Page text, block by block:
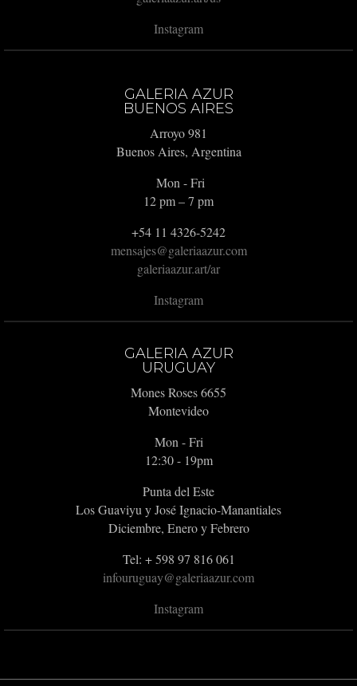
Instagram
GALERIA AZUR
BUENOS AIRES
Arroyo 981
Buenos Aires, Argentina
Mon - Fri
12 pm – 7 pm
+54 11 4326-5242
mensajes@galeriaazur.com
galeriaazur.art/ar
Instagram
GALERIA AZUR
URUGUAY
Mones Roses 6655
Montevideo
Mon - Fri
12:30 - 19pm
Punta del Este
Los Guaviyu y José Ignacio-Manantiales
Diciembre, Enero y Febrero
Tel: + 598 97 816 061
infouruguay@galeriaazur.com
Instagram